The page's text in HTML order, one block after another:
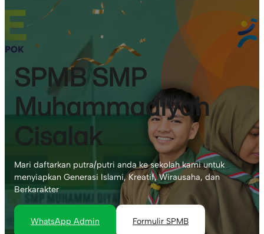
SPMB SMP
Muhammadiyah
Cisalak
Mari daftarkan putra/putri anda ke sekolah kami untuk
menyiapkan Generasi Islami, Kreatif, Wirausaha, dan
Berkarakter
WhatsApp Admin Formulir SPMB